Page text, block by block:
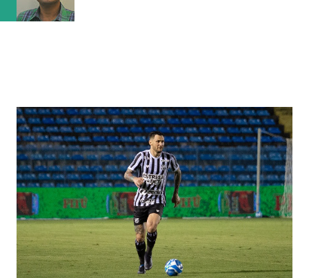
da competição, marcando 45 gols e sofrendo apena...